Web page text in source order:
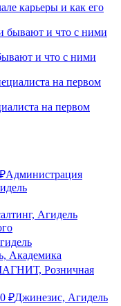
карьеры и как его
и что с ними
на первом
₽Администрация
Агидель
Академика
Розничная
₽Джинезис, Агидель